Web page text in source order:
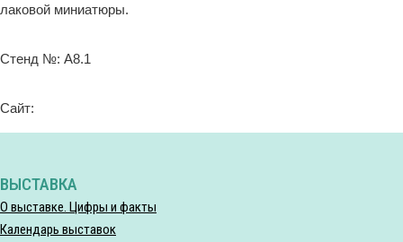
лаковой миниатюры.
Стенд №: A8.1
Сайт:
ВЫСТАВКА
О выставке. Цифры и факты
Календарь выставок